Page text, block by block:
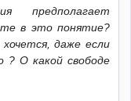
предполагает
в это понятие?
даже если
? О какой свободе